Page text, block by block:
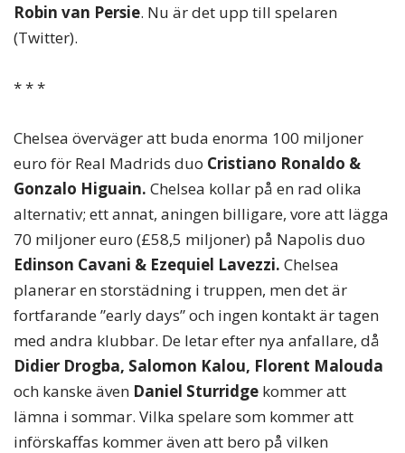
Robin van Persie. Nu är det upp till spelaren
(Twitter).
* * *
Chelsea överväger att buda enorma 100 miljoner
euro för Real Madrids duo Cristiano Ronaldo &
Gonzalo Higuain. Chelsea kollar på en rad olika
alternativ; ett annat, aningen billigare, vore att lägga
70 miljoner euro (£58,5 miljoner) på Napolis duo
Edinson Cavani & Ezequiel Lavezzi. Chelsea
planerar en storstädning i truppen, men det är
fortfarande ”early days” och ingen kontakt är tagen
med andra klubbar. De letar efter nya anfallare, då
Didier Drogba, Salomon Kalou, Florent Malouda
och kanske även Daniel Sturridge kommer att
lämna i sommar. Vilka spelare som kommer att
införskaffas kommer även att bero på vilken